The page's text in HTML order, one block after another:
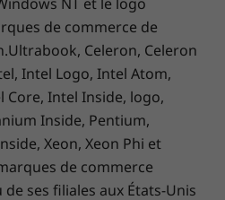
un emballage
90 % de plastique
% de plastique recyclé
le boîtier de
aux États-Unis*
réussi
applicable — voirwww.epeat.net
par pays.
de commerce de
Celeron, Celeron
Intel Logo, Intel Atom,
Intel Inside, logo,
Inside, Pentium,
Xeon, Xeon Phi et
de commerce
ses filiales aux États-Unis